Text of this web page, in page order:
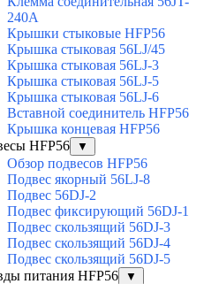
240A
Крышки стыковые HFP56
Крышка стыковая 56LJ/45
Крышка стыковая 56LJ-3
Крышка стыковая 56LJ-5
Крышка стыковая 56LJ-6
Вставной соединитель HFP56
Крышка концевая HFP56
HFP56
▼
Обзор подвесов HFP56
Подвес якорный 56LJ-8
Подвес 56DJ-2
Подвес фиксирующий 56DJ-1
Подвес скользящий 56DJ-3
Подвес скользящий 56DJ-4
Подвес скользящий 56DJ-5
питания HFP56
▼